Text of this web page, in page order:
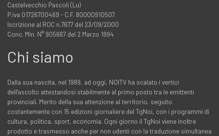
Castelvecchio Pascoli (Lu)
P.iva 01726700469 - C.F. 80000910507
Iscrizione al ROC n.7677 del 23/09/2000
Conc. Min. N° 905667 del 2 Marzo 1994
Chi siamo
Dalla sua nascita, nel 1989, ad oggi, NOITV ha scalato i vertici
dell'ascolto attestandosi stabilmente al primo posto tra le emittenti
provinciali. Merito della sua attenzione al territorio, seguito
costantemente con 15 edizioni giornaliere del TgNoi, con i programmi di
cultura, politica, sport, economia. Ogni giorno il TgNoi viene inoltre
prodotto e trasmesso anche per non udenti con la traduzione simultanea